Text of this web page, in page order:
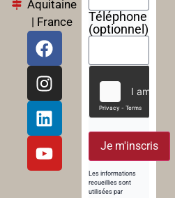
Aquitaine
| France
Téléphone
(optionnel)
Je m'inscris
Les informations
recueillies sont
utilisées par